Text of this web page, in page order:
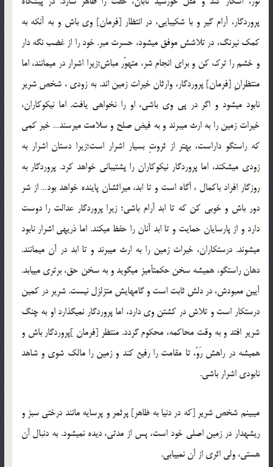
پروردگار، آرام گیر و با شکیبایی، در انتظار [فرمان‏] وی باش و به آن‏که به
کمک نیرنگ، در تلاشش موفق می‏شود، حسرت مبر. خود را از غضب نگه دار
و خشم را ترک کن و برای انجام شر، متهوّر مباش؛زیرا اشرار در می‏مانند، اما
منتظرانِ [فرمان‏] پروردگار، وارثان خیرات زمین اند. به زودی ، شخص شریر
نابود می‏شود و اگر در پی وی باشی، او را نخواهی یافت. اما نیکوکاران،
خیرات زمین را به ارث می‏برند و به فیض صلح و سلامت می‏رسند… خیر کمی
که راستگو داراست، بهتر از ثروتِ بسیار اشرار است؛زیرا دستان اشرار به
زودی می‏شکند، اما پروردگار نیکوکاران را پشتیبانی خواهد کرد. پروردگار به
روزگار افراد باکمال ، آگاه است و تا ابد، میراث‏شان پاینده خواهد بود… از شر
دور باش و خوبی کن که تا ابد آرام باشی؛ زیرا پروردگار عدالت را دوست
دارد و از پارسایان حمایت و تا ابد آنان را حفظ می‏کند. اما ذریه‏ی اشرار نابود
می‏شوند. درستکاران، خیرات زمین را به ارث می‏برند و تا ابد در آن می‏مانند.
دهان راستگو، همیشه سخن حکمت‏آمیز می‏گوید و به سخن حق، برتری می‏یابد.
آیین معبودش، در دلش ثابت است و گام‏هایش متزلزل نیست. شریر در کمین
درستکار است و تلاش در کشتن وی دارد، اما پروردگار نمی‏گذارد او به چنگ
شریر افتد و به وقت محاکمه، محکوم گردد. منتظر [فرمان ]پروردگار باش و
همیشه در راهش رَوْ، تا مقامت را رفیع کند و زمین را مالک شوی و شاهد
نابودی اشرار باشی.
می‏بینم شخص شریر [که در دنیا به ظاهر] پرثمر و پرسایه مانند درختی سبز و
ریشه‏دار در زمین اصلی خود است، پس از مدتی، دیده نمی‏شود. به دنبال آن
هستی، ولی اثری از آن نمی‏یابی.